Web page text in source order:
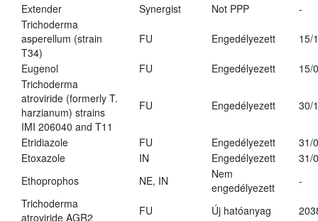
Extender
Synergist Not PPP
-
Trichoderma
asperellum (strain
T34)
FU Engedélyezett 15/
Eugenol FU Engedélyezett
15/
Trichoderma
atroviride (formerly T.
harzianum) strains
IMI 206040 and T11
FU Engedélyezett 30/
Etridiazole FU Engedélyezett
31/
Etoxazole
IN Engedélyezett
31/
Ethoprophos
NE, IN
Nem
engedélyezett
-
Trichoderma
atroviride AGR2
FU Új hatóanyag